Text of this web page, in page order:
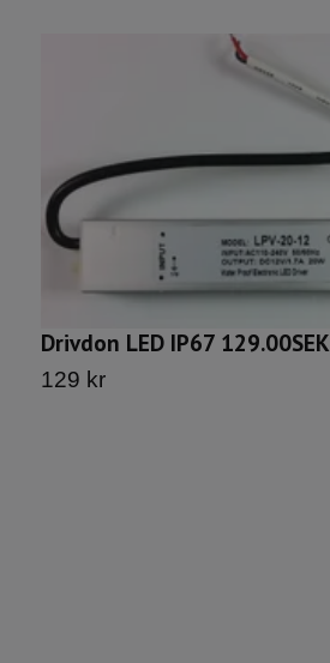
Drivdon LED IP67 129.00SEK
129 kr